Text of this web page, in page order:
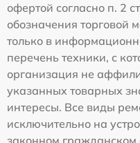
офертой согласно п. 2
обозначения торговой
только в
перечень техники, с
организация не
указанных товарных
интересы. Все виды
исключительно на